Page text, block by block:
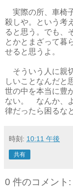
実際の所、車椅
殺しや。という考
ると思う。でも、
とかとまざって暮
せると思うよ。
そういう人に親
しいことなんだと
世の中を本当に豊
ない。 なんか、
律だったら困るな
時刻: 10:11 午後
共有
0 件のコメント: